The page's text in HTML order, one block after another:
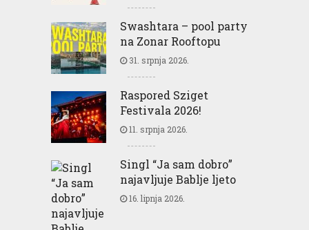
Swashtara – pool party
na Zonar Rooftopu
31. srpnja 2026.
Raspored Sziget
Festivala 2026!
11. srpnja 2026.
Singl “Ja sam dobro”
najavljuje Bablje ljeto
16. lipnja 2026.